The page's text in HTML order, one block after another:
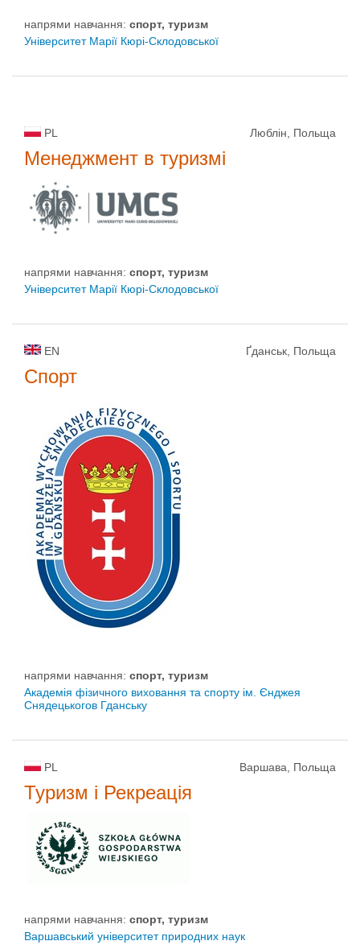
напрями навчання: спорт, туризм
Університет Марії Кюрі-Склодовської
PL Люблін, Польща
Менеджмент в туризмі
напрями навчання: спорт, туризм
Університет Марії Кюрі-Склодовської
EN Ґданськ, Польща
Спорт
напрями навчання: спорт, туризм
Академія фізичного виховання та спорту ім. Єнджея
Снядецькогов Гданську
PL Варшава, Польща
Туризм і Рекреація
напрями навчання: спорт, туризм
Варшавський університет природних наук